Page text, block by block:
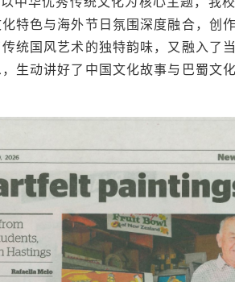
特色与海外节日氛围深度融合，创
统国风艺术的独特韵味，又融入了
生动讲好了中国文化故事与巴蜀文